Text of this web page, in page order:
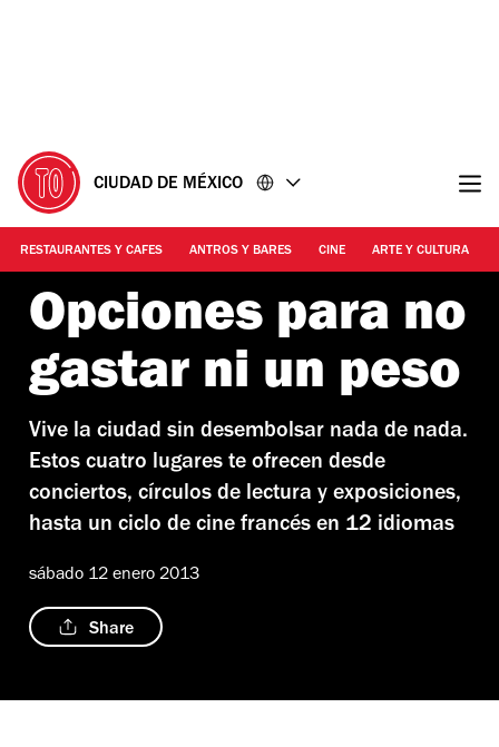
CIUDAD DE MÉXICO
RESTAURANTES Y CAFES ANTROS Y BARES CINE ARTE Y CULTURA
Opciones para no
gastar ni un peso
Vive la ciudad sin desembolsar nada de nada.
Estos cuatro lugares te ofrecen desde
conciertos, círculos de lectura y exposiciones,
hasta un ciclo de cine francés en 12 idiomas
sábado 12 enero 2013
Share